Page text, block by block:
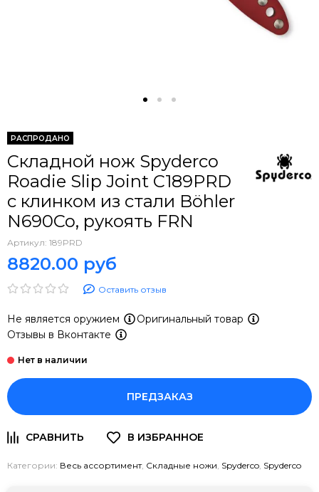
РАСПРОДАНО
Складной нож Spyderco
Roadie Slip Joint C189PRD
c клинком из стали Böhler
N690Co, рукоять FRN
Артикул: 189PRD
8820.00 руб
Оставить отзыв
Не является оружием
Оригинальный товар
Отзывы в Вконтакте
ПРЕДЗАКАЗ
Категории: Весь ассортимент, Складные ножи, Spyderco, Spyderco